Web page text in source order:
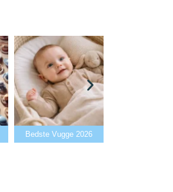
Bedste Vugge 2026